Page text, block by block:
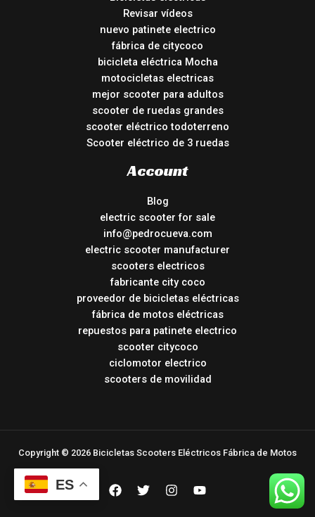
Revisar vídeos
nuevo patinete electrico
fábrica de citycoco
bicicleta eléctrica Mocha
motocicletas electricas
mejor scooter para adultos
scooter de ruedas grandes
scooter eléctrico todoterreno
Scooter eléctrico de 3 ruedas
Account
Blog
electric scooter for sale
info@pedrocueva.com
electric scooter manufacturer
scooters electricos
fabricante city coco
proveedor de bicicletas eléctricas
fábrica de motos eléctricas
repuestos para patinete electrico
scooter citycoco
ciclomotor electrico
scooters de movilidad
Copyright © 2026 Bicicletas Scooters Eléctricos Fábrica de Motos
ES